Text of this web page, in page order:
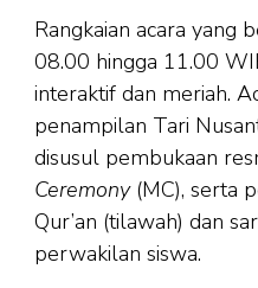
Rangkaian acara yang
08.00 hingga 11.00
interaktif dan meriah.
penampilan Tari
disusul pembukaan
Ceremony(MC), serta
Qur’an (tilawah) dan
perwakilan siswa.